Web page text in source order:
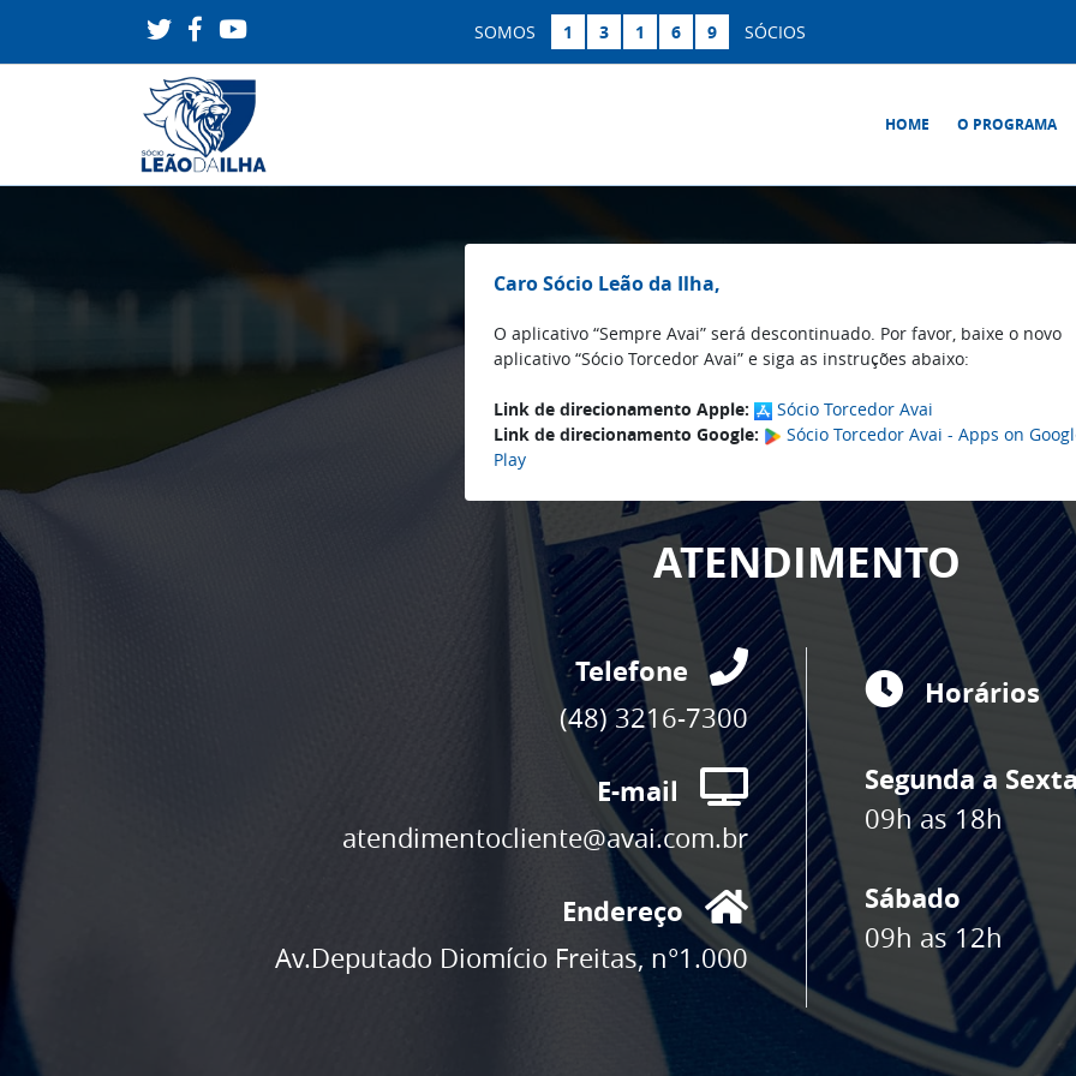
SOMOS 1 3 1 6 9 SÓCIOS
HOME O PROGRAMA
Caro Sócio Leão da Ilha,
O aplicativo “Sempre Avai” será descontinuado. Por favor, baixe o novo
aplicativo “Sócio Torcedor Avai” e siga as instruções abaixo:
Link de direcionamento Apple:
Sócio Torcedor Avai
Link de direcionamento Google:
Sócio Torcedor Avai - Apps on
Play
ATENDIMENTO
Telefone
(48) 3216-7300
E-mail
atendimentocliente@avai.com.br
Endereço
Av.Deputado Diomício Freitas, n°1.000
Horários
Segunda a
09h as 18h
Sábado
09h as 12h